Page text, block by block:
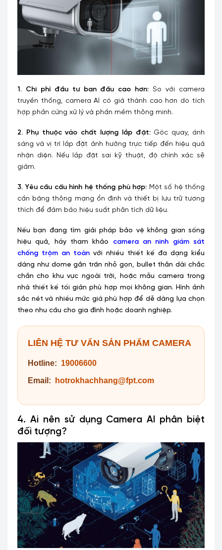
1. Chi phí đầu tư ban đầu cao hơn:So với camera
truyền thống, camera AI có giá thành cao hơn do tích
hợp phần cứng xử lý và phần mềm thông minh.
2. Phụ thuộc vào chất lượng lắp đặt: Góc quay, ánh
sáng và vị trí lắp đặt ảnh hưởng trực tiếp đến hiệu quả
nhận diện. Nếu lắp đặt sai kỹ thuật, độ chính xác sẽ
giảm.
3. Yêu cầu cấu hình hệ thống phù hợp: Một số hệ thống
cần băng thông mạng ổn định và thiết bị lưu trữ tương
thích để đảm bảo hiệu suất phân tích dữ liệu.
Nếu bạn đang tìm giải pháp bảo vệ không gian sống
hiệu quả, hãy tham khảo
camera an ninh giám sát
chống trộm an toàn với nhiều thiết kế đa dạng kiểu
dáng như dome gắn trần nhỏ gọn, bullet thân dài chắc
chắn cho khu vực ngoài trời, hoặc mẫu camera trong
nhà thiết kế tối giản phù hợp mọi không gian. Hình ảnh
sắc nét và nhiều mức giá phù hợp để dễ dàng lựa chọn
theo nhu cầu cho gia đình hoặc doanh nghiệp.
LIÊN HỆ TƯ VẤN SẢN PHẨM CAMERA
Hotline: 19006600
Email: hotrokhachhang@fpt.com
4. Ai nên sử dụng Camera AI phân biệt
đối tượng?